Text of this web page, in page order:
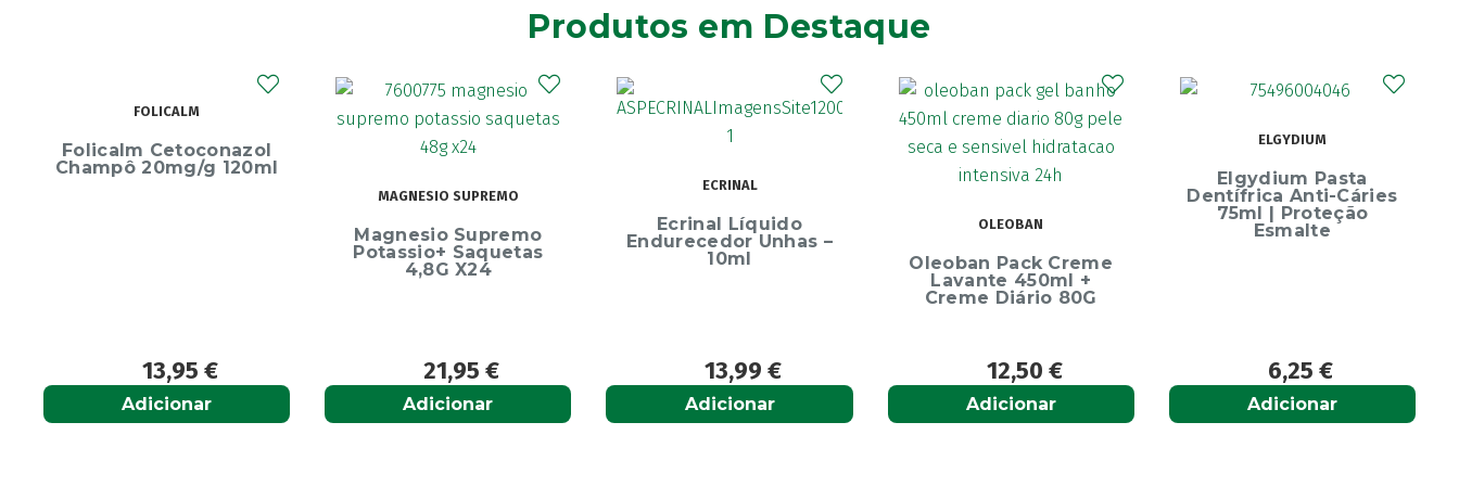
Produtos em Destaque
21,95€
Adicionar
Ecrinal Líquido
Endurecedor Unhas –
10ml
13,99€
Adicionar
OLEOBAN
Oleoban Pack Creme
12,50 €
Adicionar
ELGYDIUM
Elgydium Pasta
Esmalte
6,25€
Adicionar
Curaprox Surgical
Escova Dentes Mega
Soft
6,65€
Adicionar